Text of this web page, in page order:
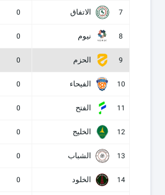
7 الاتفاق 0
8 نيوم 0
9 الحزم 0
10 الفيحاء 0
11 الفتح 0
12 الخليج 0
13 الشباب 0
14 الخلود 0